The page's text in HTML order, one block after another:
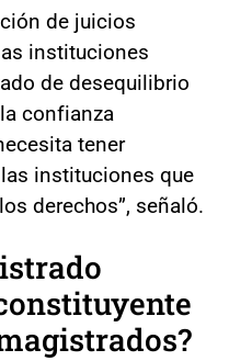
de juicios
instituciones
de desequilibrio
confianza
tener
instituciones que
derechos”, señaló.